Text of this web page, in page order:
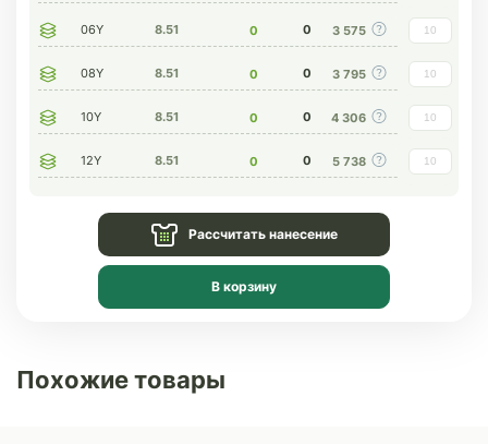
06Y 8.51 0 0 3 575
08Y 8.51 0 0 3 795
10Y 8.51 0 0 4 306
12Y 8.51 0 0 5 738
Рассчитать нанесение
В корзину
Похожие товары